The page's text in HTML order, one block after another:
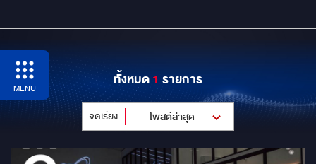
MENU ทั้งหมด1 รายการ
จัดเรียง โพสต์ล่าสุด